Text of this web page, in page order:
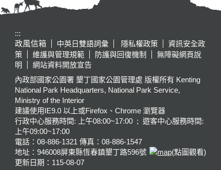
:::
政風信箱
中英日雙語詞彙 隱私權政策
資訊安全政
策
維護與管理規範 防護與回復機制
無障礙網頁說
明
網站資料開放宣告
內政部國家公園署 墾丁國家公園管理處 版權所有 Kenting
National Park Headquarters, National Park Service,
Ministry of the Interior
建議使用IE9.0 以上或Firefox、Chrome 瀏覽器
行政中心服務時間: 上午08:00~17:00 ; 遊客中心服務時間:
上午09:00~17:00
電話：08-886-1321 傳真：08-886-1547
地址：946008屏東縣恆春鎮墾丁路596號
(點圖觀看)
更新日期： 115-08-07